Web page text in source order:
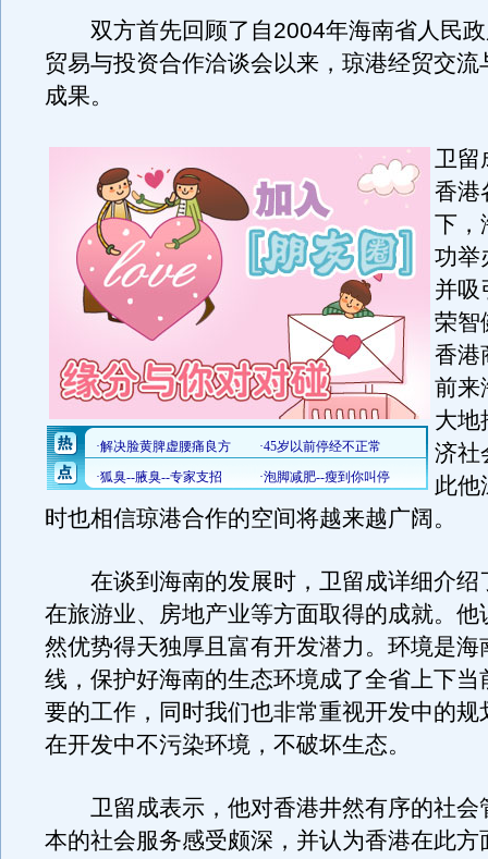
双方首先回顾了自2004年海南省人民政
贸易与投资合作洽谈会以来，琼港经贸交流
成果。
卫留
香港
下，
功举
并吸
荣智
香港
前来
大地
济社
此他
时也相信琼港合作的空间将越来越广阔。
在谈到海南的发展时，卫留成详细介绍
在旅游业、房地产业等方面取得的成就。他
然优势得天独厚且富有开发潜力。环境是海
线，保护好海南的生态环境成了全省上下当
要的工作，同时我们也非常重视开发中的规
在开发中不污染环境，不破坏生态。
卫留成表示，他对香港井然有序的社会
本的社会服务感受颇深，并认为香港在此方